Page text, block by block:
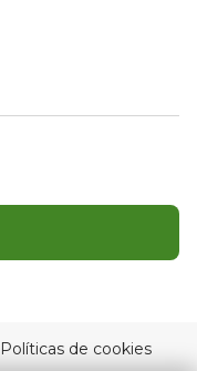
Políticas de cookies